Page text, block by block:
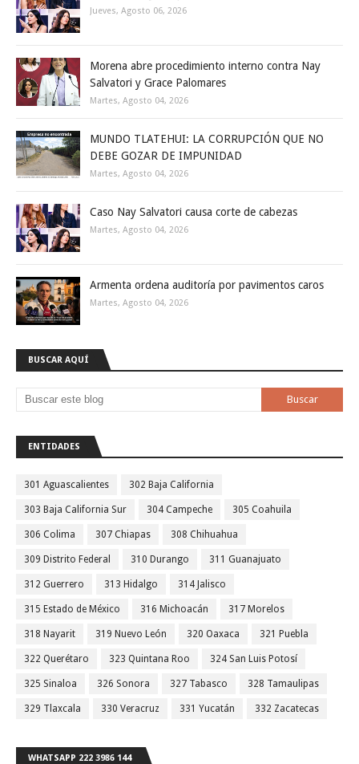
Jueves, Agosto 06, 2026
Morena abre procedimiento interno contra Nay
Salvatori y Grace Palomares
Martes, Agosto 04, 2026
MUNDO TLATEHUI: LA CORRUPCIÓN QUE NO
DEBE GOZAR DE IMPUNIDAD
Martes, Agosto 04, 2026
Caso Nay Salvatori causa corte de cabezas
Martes, Agosto 04, 2026
Armenta ordena auditoría por pavimentos caros
Martes, Agosto 04, 2026
BUSCAR AQUÍ
ENTIDADES
301 Aguascalientes 302 Baja California
303 Baja California Sur 304 Campeche 305 Coahuila
306 Colima 307 Chiapas 308 Chihuahua
309 Distrito Federal 310 Durango 311 Guanajuato
312 Guerrero 313 Hidalgo 314 Jalisco
315 Estado de México 316 Michoacán 317 Morelos
318 Nayarit 319 Nuevo León 320 Oaxaca 321 Puebla
322 Querétaro 323 Quintana Roo 324 San Luis Potosí
325 Sinaloa 326 Sonora 327 Tabasco 328 Tamaulipas
329 Tlaxcala 330 Veracruz 331 Yucatán 332 Zacatecas
WHATSAPP 222 3986 144